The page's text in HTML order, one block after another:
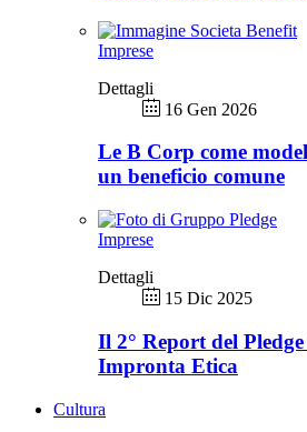
Imprese
Dettagli
16 Gen 2026
Le B Corp come
un beneficio comune
Imprese
Dettagli
15 Dic 2025
Il 2° Report del
Impronta Etica
Cultura